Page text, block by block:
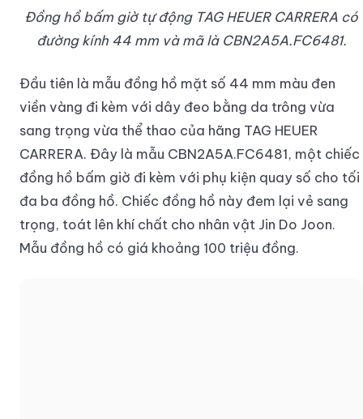
Đồng hồ bấm giờ tự động TAG HEUER CARRERA có
đường kính 44 mm và mã là CBN2A5A.FC6481.
Đầu tiên là mẫu đồng hồ mặt số 44 mm màu đen
viền vàng đi kèm với dây đeo bằng da trông vừa
sang trọng vừa thể thao của hãng TAG HEUER
CARRERA. Đây là mẫu CBN2A5A.FC6481, một chiếc
đồng hồ bấm giờ đi kèm với phụ kiện quay số cho tối
đa ba đồng hồ. Chiếc đồng hồ này đem lại vẻ sang
trọng, toát lên khí chất cho nhân vật Jin Do Joon.
Mẫu đồng hồ có giá khoảng 100 triệu đồng.